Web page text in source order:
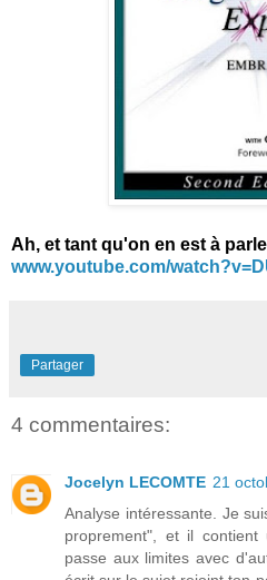
Ah, et tant qu'on en est à
www.youtube.com/
Partager
4 commentaires:
Jocelyn LECOMTE 21
Analyse intéressante. Je
proprement", et il
passe aux limites avec